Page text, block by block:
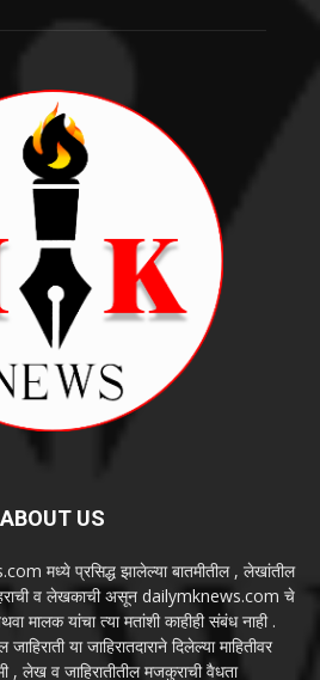
ABOUT US
मध्ये प्रसिद्ध झालेल्या बातमीतील , लेखांतील
व लेखकाची असून dailymknews.com चे
मालक यांचा त्या मतांशी काहीही संबंध नाही .
या जाहिरातदाराने दिलेल्या माहितीवर
, लेख व जाहिरातीतील मजकुराची वैधता
शकत नाही . बातमी , लेख व जाहिरातीतून
जबाबदार dailymknews.com नसून संबंधित
आहे . वृत्तपत्रासंबंधी सर्व खटले , वादविवाद ,
चालवले जातील . अन्यत्र कोठेही चालवले जाणार
नाहीत.
dailymknews@gmail.com
FOLLOW US